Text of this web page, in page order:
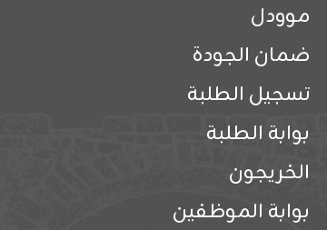
موودل
ضمان الجودة
تسجيل الطلبة
بوابة الطلبة
الخريجون
بوابة الموظفين